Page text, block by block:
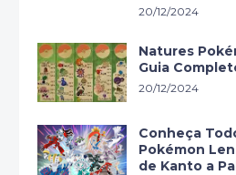
20/12/2024
Natures
Guia
20/12/2024
Conheça
Pokémon
de Kanto a